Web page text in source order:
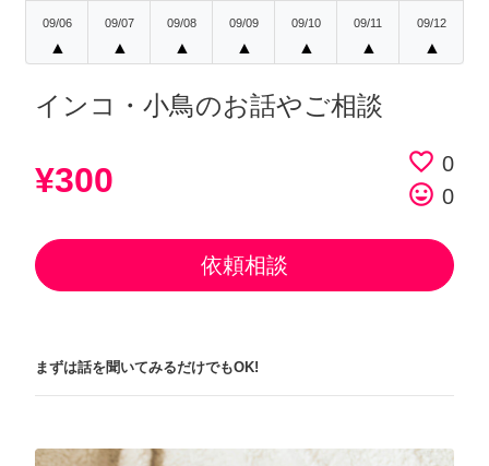
09/06
▲
09/07
▲
09/08
▲
09/09
▲
09/10
▲
09/11
▲
09/12
▲
インコ・小鳥のお話やご相談
¥300 favorite_border 0
tag_faces 0
依頼相談
まずは話を聞いてみるだけでもOK!